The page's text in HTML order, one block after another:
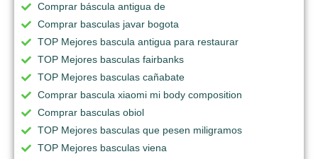
Comprar báscula antigua de
Comprar basculas javar bogota
TOP Mejores bascula antigua para restaurar
TOP Mejores basculas fairbanks
TOP Mejores basculas cañabate
Comprar bascula xiaomi mi body composition
Comprar basculas obiol
TOP Mejores basculas que pesen miligramos
TOP Mejores basculas viena